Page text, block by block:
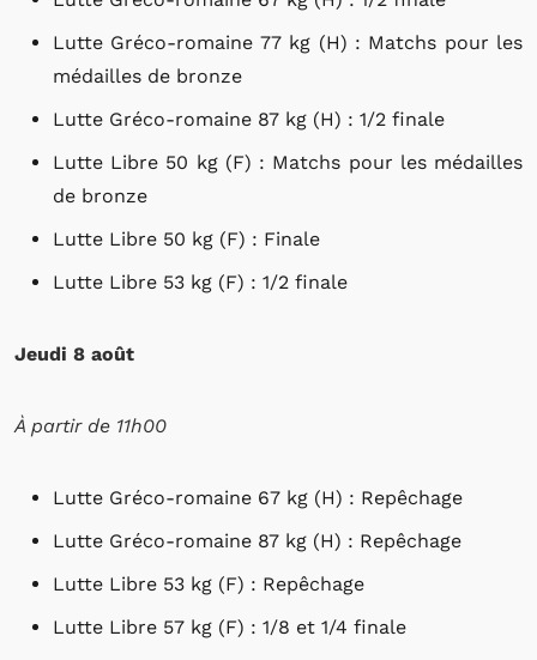
Lutte Gréco-romaine 77 kg (H) : Matchs pour les
médailles de bronze
Lutte Gréco-romaine 87 kg (H) : 1/2 finale
Lutte Libre 50 kg (F) : Matchs pour les médailles
de bronze
Lutte Libre 50 kg (F) : Finale
Lutte Libre 53 kg (F) : 1/2 finale
Jeudi 8 août
À partir de 11h00
Lutte Gréco-romaine 67 kg (H) : Repêchage
Lutte Gréco-romaine 87 kg (H) : Repêchage
Lutte Libre 53 kg (F) : Repêchage
Lutte Libre 57 kg (F) : 1/8 et 1/4 finale